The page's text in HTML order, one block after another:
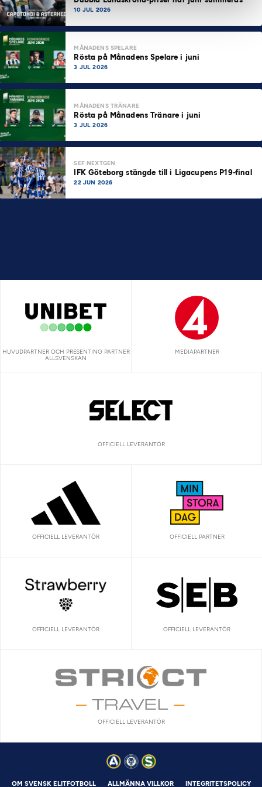
10 JUL 2026
MÅNADENS SPELARE
Rösta på Månadens Spelare i juni
3 JUL 2026
MÅNADENS TRÄNARE
Rösta på Månadens Tränare i juni
3 JUL 2026
SEF NEXTGEN
IFK Göteborg stängde till i Ligacupens P19-final
22 JUN 2026
HUVUDPARTNER OCH PRESENTING PARTNER
ALLSVENSKAN
MEDIAPARTNER
OFFICIELL LEVERANTÖR
OFFICIELL LEVERANTÖR OFFICIELL PARTNER
OFFICIELL LEVERANTÖR OFFICIELL LEVERANTÖR
OFFICIELL LEVERANTÖR
OM SVENSK ELITFOTBOLL ALLMÄNNA VILLKOR INTEGRITETSPOLICY